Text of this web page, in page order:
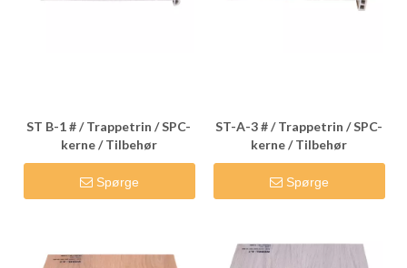
ST B-1 # / Trappetrin / SPC-
kerne / Tilbehør
Spørge
ST-A-3 # / Trappetrin / SPC-
kerne / Tilbehør
Spørge